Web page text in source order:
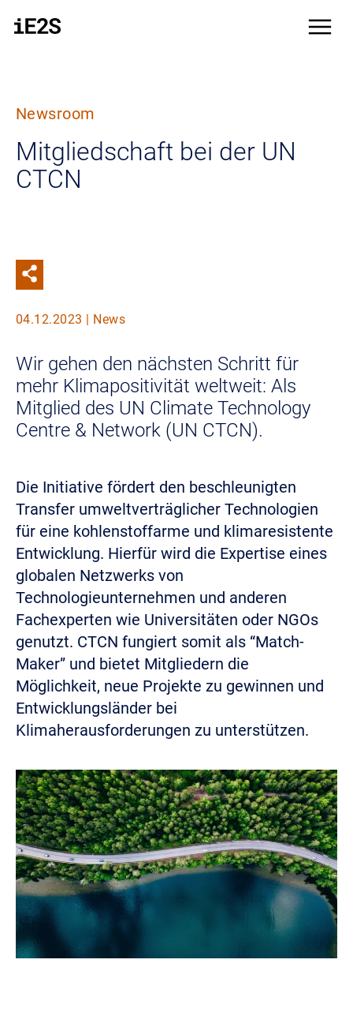
menu
Newsroom
Mitgliedschaft bei der UN
CTCN
04.12.2023 | News
Wir gehen den nächsten Schritt für
mehr Klimapositivität weltweit: Als
Mitglied des UN Climate Technology
Centre & Network (UN CTCN).
Die Initiative fördert den beschleunigten
Transfer umweltverträglicher Technologien
für eine kohlenstoffarme und klimaresistente
Entwicklung. Hierfür wird die Expertise eines
globalen Netzwerks von
Technologieunternehmen und anderen
Fachexperten wie Universitäten oder NGOs
genutzt. CTCN fungiert somit als “Match-
Maker” und bietet Mitgliedern die
Möglichkeit, neue Projekte zu gewinnen und
Entwicklungsländer bei
Klimaherausforderungen zu unterstützen.
Bild